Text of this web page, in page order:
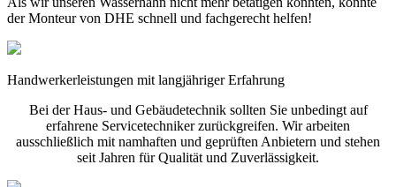
der Monteur von DHE schnell und fachgerecht helfen!
Handwerkerleistungen mit langjähriger Erfahrung
Bei der Haus- und Gebäudetechnik sollten Sie unbedingt auf
erfahrene Servicetechniker zurückgreifen. Wir arbeiten
ausschließlich mit namhaften und geprüften Anbietern und stehen
seit Jahren für Qualität und Zuverlässigkeit.